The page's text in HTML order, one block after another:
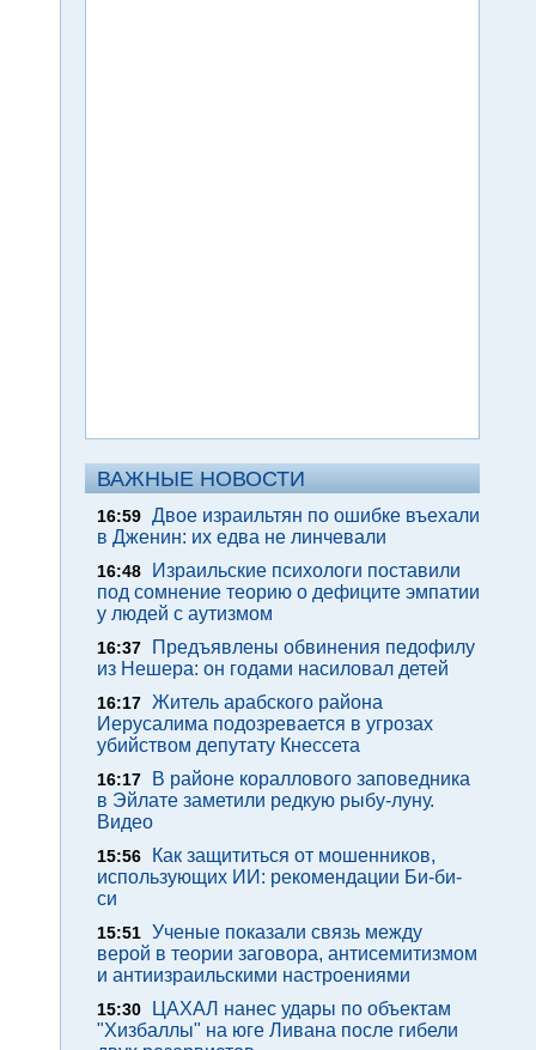
ВАЖНЫЕ НОВОСТИ
16:59 Двое израильтян по ошибке въехали
в Дженин: их едва не линчевали
16:48
Израильские психологи поставили
под сомнение теорию о дефиците эмпатии
у людей с аутизмом
16:37
Предъявлены обвинения педофилу
из Нешера: он годами насиловал детей
16:17 Житель арабского района
Иерусалима подозревается в угрозах
убийством депутату Кнессета
16:17
В районе кораллового заповедника
в Эйлате заметили редкую рыбу-луну.
Видео
15:56
Как защититься от мошенников,
использующих ИИ: рекомендации Би-би-
си
15:51 Ученые показали связь между
верой в теории заговора, антисемитизмом
и антиизраильскими настроениями
15:30
ЦАХАЛ нанес удары по объектам
"Хизбаллы" на юге Ливана после гибели